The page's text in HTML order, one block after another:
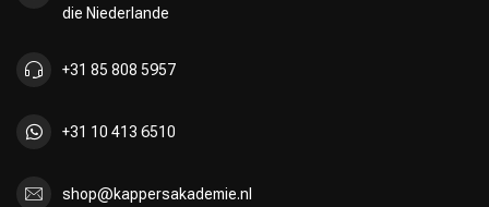
die Niederlande
+31 85 808 5957
+31 10 413 6510
shop@kappersakademie.nl